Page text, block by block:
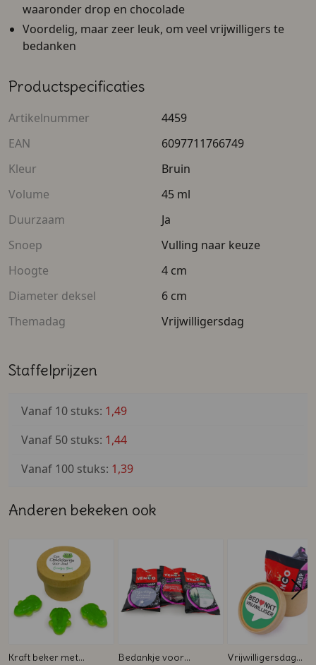
waaronder drop en chocolade
Voordelig, maar zeer leuk, om veel vrijwilligers te
bedanken
Productspecificaties
Artikelnummer
4459
EAN
6097711766749
Kleur
Bruin
Volume
45 ml
Duurzaam
Ja
Snoep
Vulling naar keuze
Hoogte
4 cm
Diameter deksel
6 cm
Themadag
Vrijwilligersdag
Staffelprijzen
Vanaf 10 stuks: 1,49
Vanaf 50 stuks: 1,44
Vanaf 100 stuks: 1,39
Anderen bekeken ook
Kraft beker met
Bedankje voor
Vrijwilligersdag